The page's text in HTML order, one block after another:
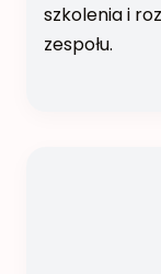
szkolenia i
zespołu.